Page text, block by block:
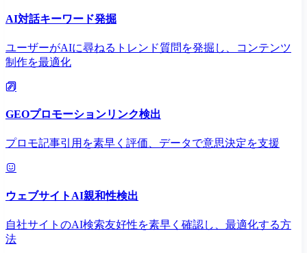
AI対話キーワード発掘
ユーザーがAIに尋ねるトレンド質問を発掘し、コンテンツ
制作を最適化
GEOプロモーションリンク検出
プロモ記事引用を素早く評価、データで意思決定を支援
ウェブサイトAI親和性検出
自社サイトのAI検索友好性を素早く確認し、最適化する方
法